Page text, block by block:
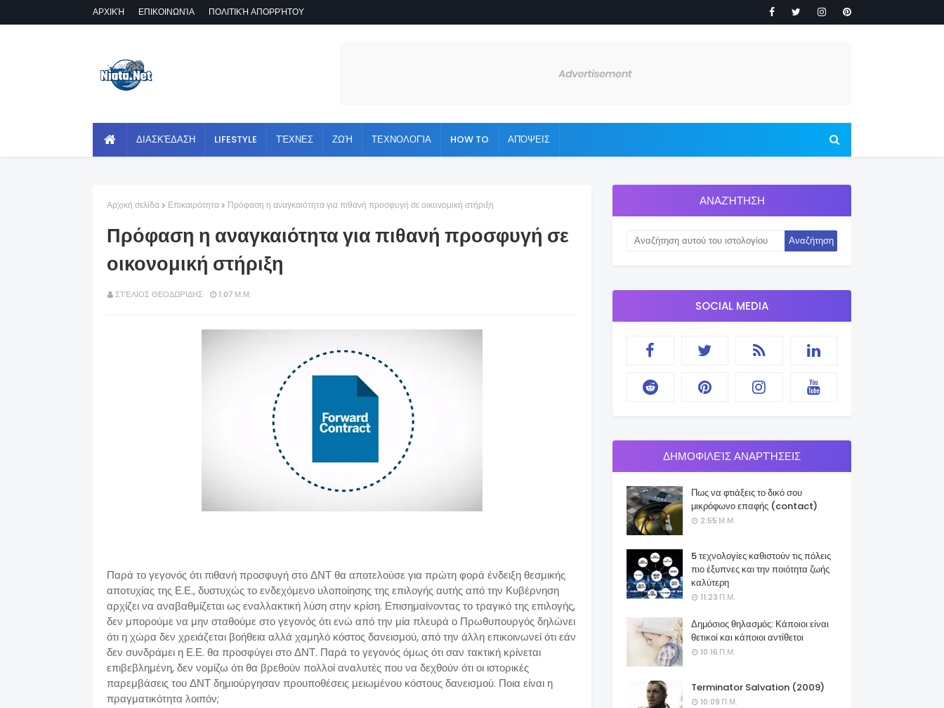
ΑΡΧΙΚΉ ΕΠΙΚΟΙΝΩΝΊΑ ΠΟΛΙΤΙΚΉ ΑΠΟΡΡΉΤΟΥ
ΔΙΑΣΚΈΔΑΣΗ LIFESTYLE ΤΈΧΝΕΣ ΖΩΉ ΤΕΧΝΟΛΟΓΊΑ HOW TO ΑΠΌΨΕΙΣ
Αρχική σελίδα Επικαιρότητα Πρόφαση η αναγκαιότητα για πιθανή προσφυγή σε οικονομική στήριξη
Πρόφαση η αναγκαιότητα για πιθανή προσφυγή σε
οικονομική στήριξη
ΣΤΈΛΙΟΣ ΘΕΟΔΩΡΊΔΗΣ 1:07 Μ.Μ.
Παρά το γεγονός ότι πιθανή προσφυγή στο ΔΝΤ θα αποτελούσε για πρώτη φορά ένδειξη θεσμικής
αποτυχίας της Ε.Ε., δυστυχώς το ενδεχόμενο υλοποίησης της επιλογής αυτής από την Κυβέρνηση
αρχίζει να αναβαθμίζεται ως εναλλακτική λύση στην κρίση. Επισημαίνοντας το τραγικό της επιλογής,
δεν μπορούμε να μην σταθούμε στο γεγονός ότι ενώ από την μία πλευρά ο Πρωθυπουργός δηλώνει
ότι η χώρα δεν χρειάζεται βοήθεια αλλά χαμηλό κόστος δανεισμού, από την άλλη επικοινωνεί ότι εάν
δεν συνδράμει η Ε.Ε. θα προσφύγει στο ΔΝΤ. Παρά το γεγονός όμως ότι σαν τακτική κρίνεται
επιβεβλημένη, δεν νομίζω ότι θα βρεθούν πολλοί αναλυτές που να δεχθούν ότι οι ιστορικές
παρεμβάσεις του ΔΝΤ δημιούργησαν προυποθέσεις μειωμένου κόστους δανεισμού. Ποια είναι η
πραγματικότητα λοιπόν;
ΑΝΑΖΉΤΗΣΗ
SOCIAL MEDIA
ΔΗΜΟΦΙΛΕΊΣ ΑΝΑΡΤΉΣΕΙΣ
Πως να φτιάξεις το δικό σου
μικρόφωνο επαφής (contact)
2:55 Μ.Μ.
5 τεχνολογίες καθιστούν τις πόλεις
πιο έξυπνες και την ποιότητα ζωής
καλύτερη
11:23 Π.Μ.
Δημόσιος θηλασμός: Κάποιοι είναι
θετικοί και κάποιοι αντίθετοι
10:16 Π.Μ.
Terminator Salvation (2009)
10:09 Π.Μ.